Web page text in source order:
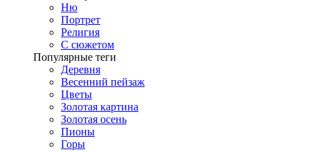
Ню
Портрет
Религия
С сюжетом
Популярные теги
Деревня
Весенний пейзаж
Цветы
Золотая картина
Золотая осень
Пионы
Горы